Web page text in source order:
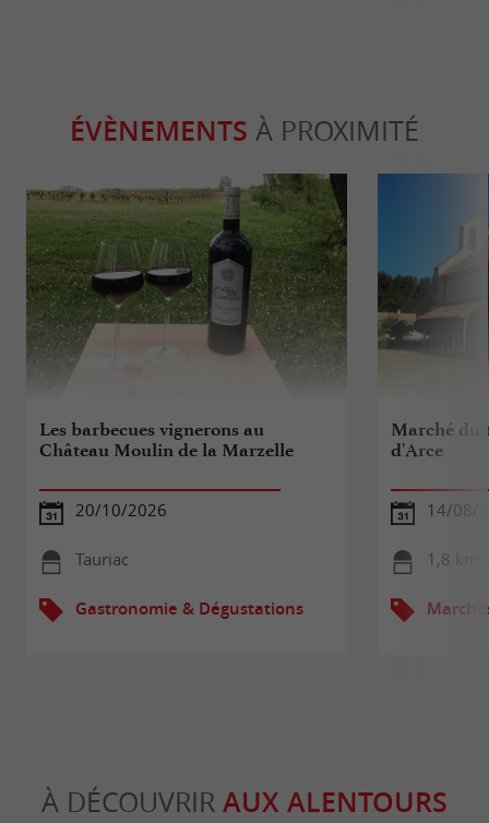
ÉVÈNEMENTS À PROXIMITÉ
Les barbecues vignerons au
Château Moulin de la Marzelle
20/10/2026
Tauriac
Gastronomie & Dégustations
Marché du
d'Arce
14/08/
1,8 km
À DÉCOUVRIR AUX ALENTOURS